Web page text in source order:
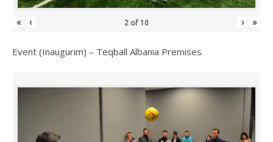
« ‹ 2 of 10 › »
Event (Inaugurim) – Teqball Albania Premises